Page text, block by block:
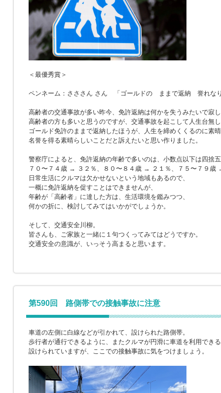
＜最優秀賞＞
ペンネーム：さささん さん 「ゴールドの ままで返納 誉れな
高齢者の交通事故が多い昨今、免許返納は何かを失うみたいで寂
高齢者の方も多いと思うのですが、交通事故を起こして人生台無
ゴールド免許のままで返納したほうが、人生を締めくくるのに素
名誉を得る素晴らしいことだと訴えたいと思い作りました。
警察庁によると、免許返納の年齢で多いのは、小数点以下は四捨
７０〜７４歳 → ３２％、８０〜８４歳 → ２１％、７５〜７９歳
日常生活にクルマは欠かせないという地域もあるので、
一概に免許返納を促すことはできませんが、
年齢が「高齢者」に達した方は、生活環境を鑑みつつ、
何かの折に、検討してみてはいかがでしょうか。
そして、交通安全川柳。
皆さんも、ご家族と一緒に１句つくってみてはどうですか。
交通安全の意識が、いっそう高まると思います。
第590回 路側帯での接触事故に注意
車道の左側に白線などが引かれて、設けられた路側帯。
歩行者が通行できるように、またクルマが円滑に車道を利用でき
設けられていますが、ここでの接触事故に気をつけましょう。